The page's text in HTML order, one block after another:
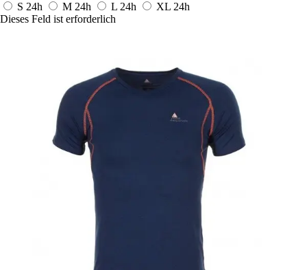
S 24h M 24h L 24h XL 24h
Dieses Feld ist erforderlich